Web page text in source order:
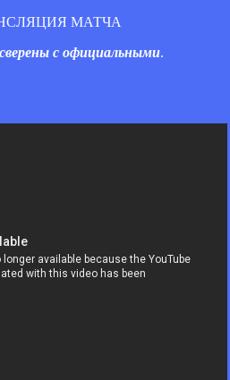
МАТЧА
с официальными.